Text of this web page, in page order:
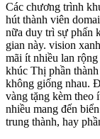
Các chương trình
hút thành viên
nữa duy trì sự phấn
gian này. vision
mãi ít nhiều lan
khúc Thị phần
không giống nhau.
vàng tặng kèm theo
nhiều mang đến
trung thành, hay